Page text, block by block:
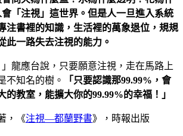
「注視」這世界。但是人一旦進入系統
注書裡的知識，生活裡的萬象退位，規規
此一路失去注視的能力。
」龍應台說，只要願意注視，走在馬路上
不知名的樹。
「只要認識那99.99% ，會
的教室，能擴大你的99.99%的幸福！」
，《注視—都蘭野書》，時報出版